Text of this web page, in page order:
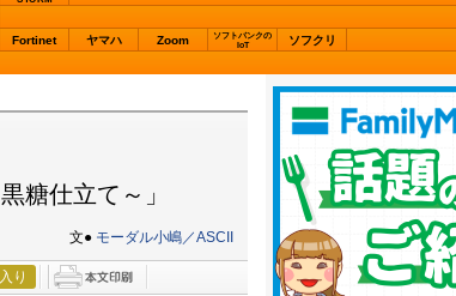
Fortinet ヤマハ Zoom
ソフトバンクの
IoT
ソフクリ
糖仕立て～」
文● モーダル小嶋／ASCII
り